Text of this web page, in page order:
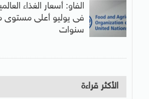
الفاو: أسعار الغذاء
سنوات
الأكثر قراءة